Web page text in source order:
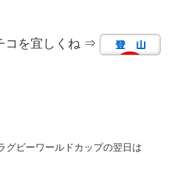
コを宜しくね ⇒
グビーワールドカップの翌日は